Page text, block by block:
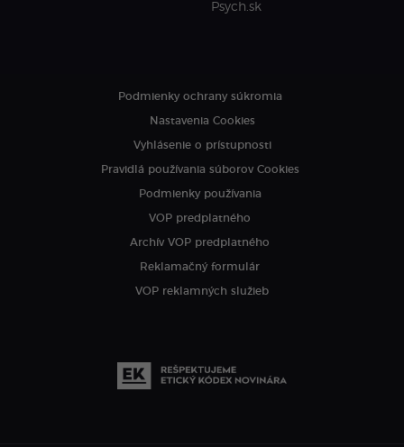
Psych.sk
Podmienky ochrany súkromia
Nastavenia Cookies
Vyhlásenie o prístupnosti
Pravidlá používania súborov Cookies
Podmienky používania
VOP predplatného
Archív VOP predplatného
Reklamačný formulár
VOP reklamných služieb